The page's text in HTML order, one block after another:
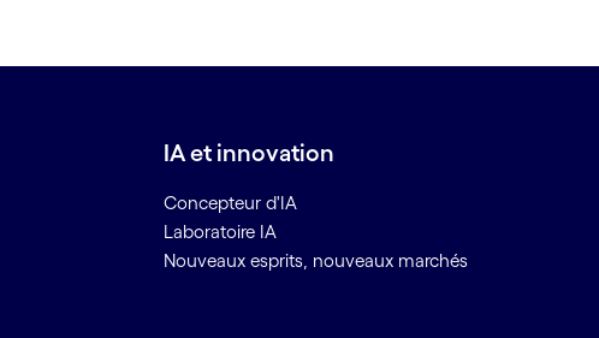
IA et innovation
Concepteur d'IA
Laboratoire IA
Nouveaux esprits, nouveaux marchés